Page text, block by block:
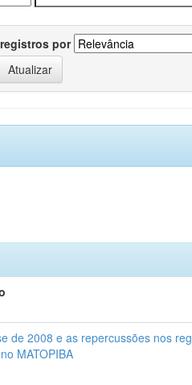
por
de 2008 e as repercussões nos
MATOPIBA